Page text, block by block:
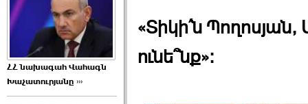
ՀՀ նախագահ Վահագն
Խաչատուրյանը ›››
«Տիկի՛ն
ունե՞նք»։